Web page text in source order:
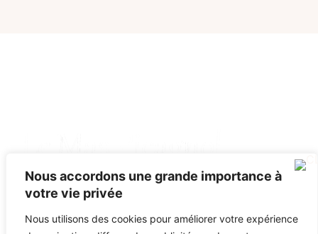
Nous accordons une grande importance à
votre vie privée
Nous utilisons des cookies pour améliorer votre expérience
Mas Picagnol, Carrer de la Calcina - 66400 OMS
TERMES